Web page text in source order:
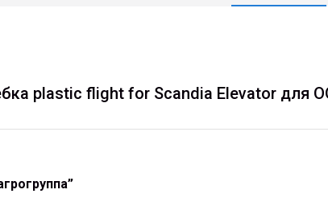
plastic flight for Scandia Elevator для